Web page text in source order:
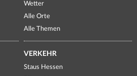
Wetter
Alle Orte
Alle Themen
VERKEHR
Staus Hessen